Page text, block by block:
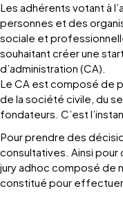
Les adhérents votant à
personnes et des
sociale et
souhaitant créer une
d’administration (CA).
Le CA est composé de
de la société civile, du
fondateurs. C’est
Pour prendre des
consultatives. Ainsi pour
jury adhoc composé de
constitué pour effectuer